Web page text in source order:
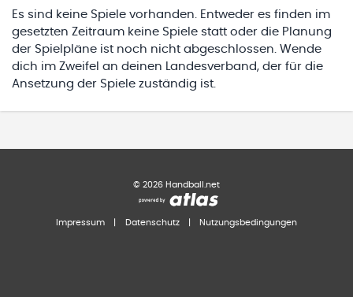
Es sind keine Spiele vorhanden. Entweder es finden im
gesetzten Zeitraum keine Spiele statt oder die Planung
der Spielpläne ist noch nicht abgeschlossen. Wende
dich im Zweifel an deinen Landesverband, der für die
Ansetzung der Spiele zuständig ist.
© 2026 Handball.net
Impressum Datenschutz Nutzungsbedingungen